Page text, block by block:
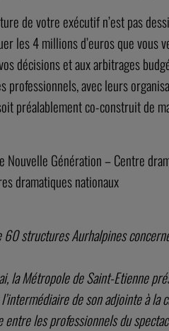
de votre exécutif n’est pas
les 4 millions d’euros que vous
décisions et aux arbitrages
professionnels, avec leurs
préalablement co-construit de
Génération – Centre
dramatiques nationaux
structures Aurhalpines
la Métropole de Saint-Etienne
de son adjointe à
entre les professionnels du